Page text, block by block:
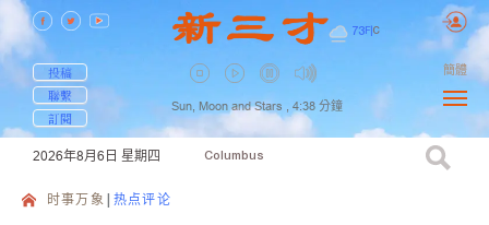
73F| C
投稿
聯繫
訂閱
Sun, Moon and Stars , 4:38 分鐘
簡體
2026年8月6日 星期四 Columbus
时事万象 热点评论